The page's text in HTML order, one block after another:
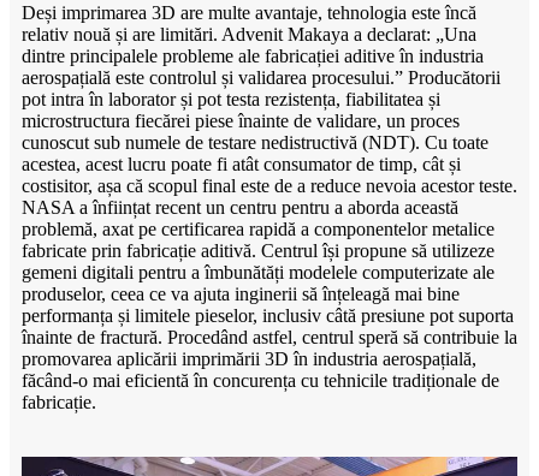
Deși imprimarea 3D are multe avantaje, tehnologia este încă
relativ nouă și are limitări. Advenit Makaya a declarat: „Una
dintre principalele probleme ale fabricației aditive în industria
aerospațială este controlul și validarea procesului.” Producătorii
pot intra în laborator și pot testa rezistența, fiabilitatea și
microstructura fiecărei piese înainte de validare, un proces
cunoscut sub numele de testare nedistructivă (NDT). Cu toate
acestea, acest lucru poate fi atât consumator de timp, cât și
costisitor, așa că scopul final este de a reduce nevoia acestor teste.
NASA a înființat recent un centru pentru a aborda această
problemă, axat pe certificarea rapidă a componentelor metalice
fabricate prin fabricație aditivă. Centrul își propune să utilizeze
gemeni digitali pentru a îmbunătăți modelele computerizate ale
produselor, ceea ce va ajuta inginerii să înțeleagă mai bine
performanța și limitele pieselor, inclusiv câtă presiune pot suporta
înainte de fractură. Procedând astfel, centrul speră să contribuie la
promovarea aplicării imprimării 3D în industria aerospațială,
făcând-o mai eficientă în concurența cu tehnicile tradiționale de
fabricație.